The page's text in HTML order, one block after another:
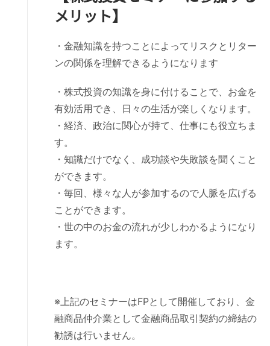
メリット】
・金融知識を持つことによってリスクとリター
ンの関係を理解できるようになります
・株式投資の知識を身に付けることで、お金を
有効活用でき、日々の生活が楽しくなります。
・経済、政治に関心が持て、仕事にも役立ちま
す。
・知識だけでなく、成功談や失敗談を聞くこと
ができます。
・毎回、様々な人が参加するので人脈を広げる
ことができます。
・世の中のお金の流れが少しわかるようになり
ます。
※上記のセミナーはFPとして開催しており、金
融商品仲介業として金融商品取引契約の締結の
勧誘は行いません。